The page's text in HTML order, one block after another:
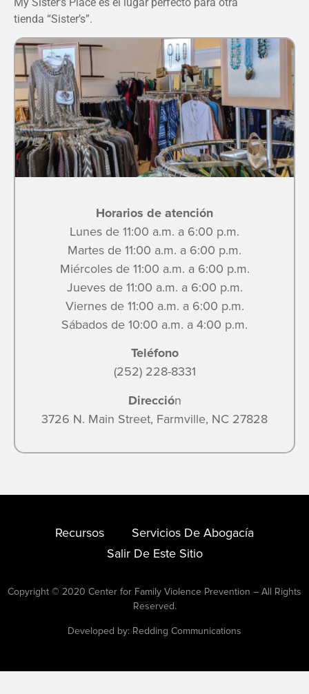
tienda “Sister’s”.
Horarios de atención
Lunes de 11:00 a.m. a 6:00 p.m.
Martes de 11:00 a.m. a 6:00 p.m.
Miércoles de 11:00 a.m. a 6:00 p.m.
Jueves de 11:00 a.m. a 6:00 p.m.
Viernes de 11:00 a.m. a 6:00 p.m.
Sábados de 10:00 a.m. a 4:00 p.m.
Teléfono
(252) 228-8331
Dirección
3726 N. Main Street, Farmville, NC 27828
Recursos
Servicios De Abogacía
Salir De Este Sitio
Copyright © 2020 Center for Family Violence Prevention – All Rights
Reserved.
Developed by: Redding Communications